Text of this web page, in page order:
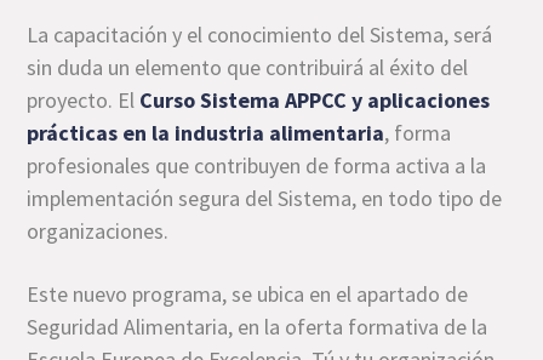
La capacitación y el conocimiento del Sistema, será
sin duda un elemento que contribuirá al éxito del
proyecto. El Curso Sistema APPCC y aplicaciones
prácticas en la industria alimentaria, forma
profesionales que contribuyen de forma activa a la
implementación segura del Sistema, en todo tipo de
organizaciones.
Este nuevo programa, se ubica en el apartado de
Seguridad Alimentaria, en la oferta formativa de la